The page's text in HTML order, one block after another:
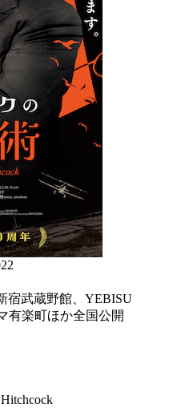
宿武蔵野館、YEBISU
有楽町ほか全国公開